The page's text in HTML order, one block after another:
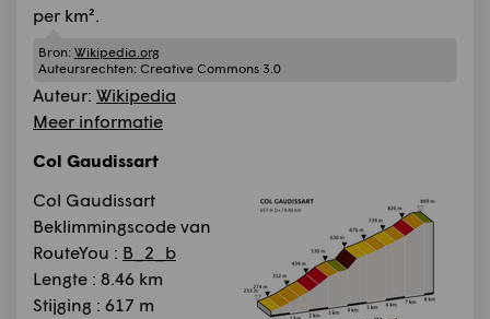
per km².
Bron: Wikipedia.org
Auteursrechten: Creative Commons 3.0
Auteur: Wikipedia
Meer informatie
Col Gaudissart
Col Gaudissart
Beklimmingscode van
RouteYou : B_2_b
Lengte : 8.46 km
Stijging : 617 m